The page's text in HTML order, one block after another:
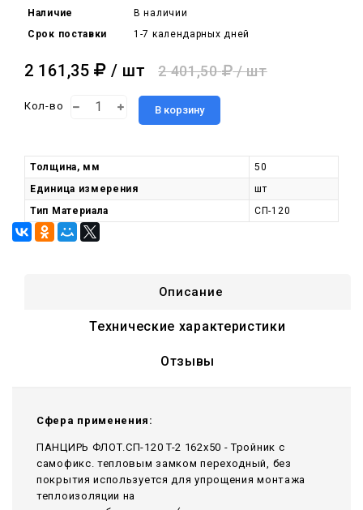
Наличие
В наличии
Срок поставки
1-7 календарных дней
2 161,35 / шт 2 401,50 / шт
Кол-во В корзину
Толщина, мм
50
Единица измерения
шт
Тип Материала
СП-120
Описание
Технические характеристики
Отзывы
Сфера применения:
ПАНЦИРЬ ФЛОТ.СП-120 T-2 162x50 - Тройник c
самофикс. тепловым замком переходный, без
покрытия используется для упрощения монтажа
теплоизоляции на